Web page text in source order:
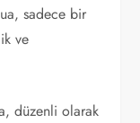
sadece bir
ve
düzenli olarak